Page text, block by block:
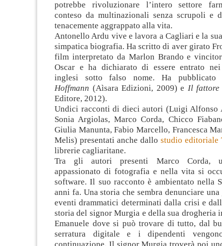
potrebbe rivoluzionare l’intero settore
conteso da multinazionali senza scrupoli e
tenacemente aggrappato alla vita.
Antonello Ardu vive e lavora a Cagliari e la
simpatica biografia. Ha scritto di aver girato
film interpretato da Marlon Brando e
Oscar e ha dichiarato di essere entrato
inglesi sotto falso nome. Ha
Hoffmann (Aìsara Edizioni, 2009) e Il fattore
Editore, 2012).
Undici racconti di dieci autori (Luigi Alfonso
Sonia Argiolas, Marco Corda, Chicco
Giulia Manunta, Fabio Marcello, Francesca
Melis) presentati anche dallo studio editoriale
librerie cagliaritane.
Tra gli autori presenti Marco Corda,
appassionato di fotografia e nella vita si
software. Il suo racconto è ambientato nella
anni fa. Una storia che sembra denunciare
eventi drammatici determinati dalla crisi e
storia del signor Murgia e della sua drogheria
Emanuele dove si può trovare di tutto, dal
serratura digitale e i dipendenti